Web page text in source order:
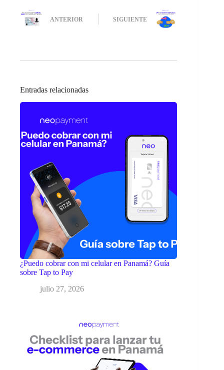
ANTERIOR SIGUIENTE
Entradas relacionadas
¿Puedo cobrar con mi celular en Panamá? Guía
sobre Tap to Pay
julio 27, 2026